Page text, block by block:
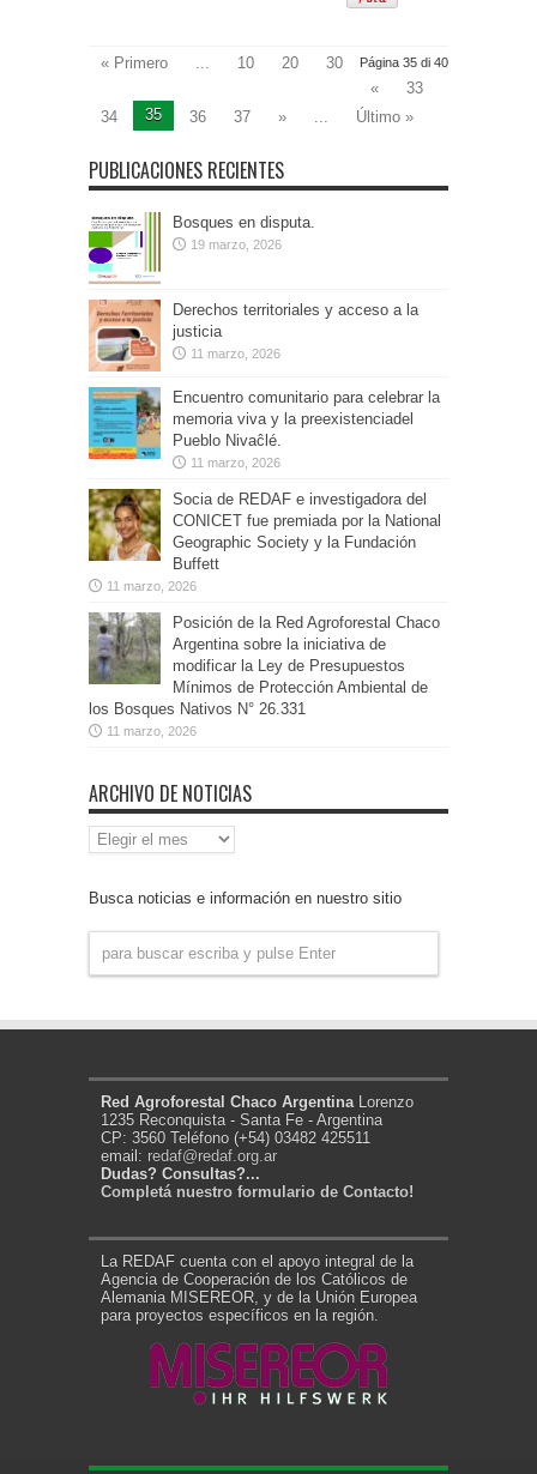
Página 35 di 40
« Primero 10 20
30
«
33
34
35 36 37 » Último »
PUBLICACIONES RECIENTES
Bosques en disputa.
19 marzo, 2026
Derechos territoriales y acceso a la
justicia
11 marzo, 2026
Encuentro comunitario para celebrar la
memoria viva y la preexistenciadel
Pueblo Nivaĉlé.
11 marzo, 2026
Socia de REDAF e investigadora del
CONICET fue premiada por la National
Geographic Society y la Fundación
Buffett
11 marzo, 2026
Posición de la Red Agroforestal Chaco
Argentina sobre la iniciativa de
modificar la Ley de Presupuestos
Mínimos de Protección Ambiental de
los Bosques Nativos N° 26.331
11 marzo, 2026
ARCHIVO DE NOTICIAS
Archivo
de
Busca noticias e información en nuestro sitio
Red Agroforestal Chaco Argentina Lorenzo
1235 Reconquista - Santa Fe - Argentina
CP: 3560 Teléfono (+54) 03482 425511
email: redaf@redaf.org.ar
Dudas? Consultas?...
Completá nuestro formulario de Contacto!
La REDAF cuenta con el apoyo integral de la
Agencia de Cooperación de los Católicos de
Alemania MISEREOR, y de la Unión Europea
para proyectos específicos en la región.